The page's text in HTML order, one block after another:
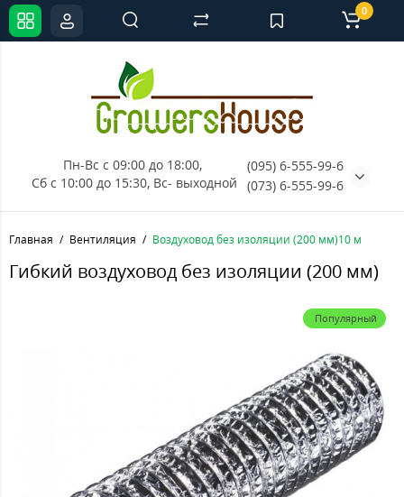
Пн-Вс с 09:00 до 18:00,
Сб с 10:00 до 15:30, Вс- выходной
(095) 6-555-99-6
(073) 6-555-99-6
0
Главная Вентиляция Воздуховод без изоляции (200 мм)10 м
Гибкий воздуховод без изоляции (200 мм)
Популярный